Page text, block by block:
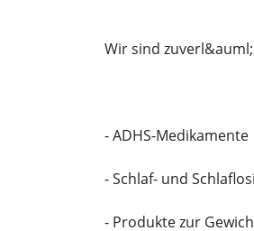
Wir sind
- ADHS-Medikamente
- Schlaf- und
- Produkte zur